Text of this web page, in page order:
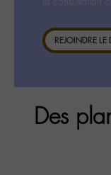
REJOINDRE LE
Des